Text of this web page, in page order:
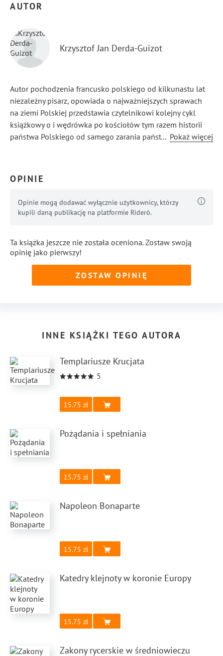
AUTOR
Krzysztof Jan Derda-Guizot
Autor pochodzenia francusko polskiego od kilkunastu lat
niezależny pisarz, opowiada o najważniejszych sprawach
na ziemi Polskiej przedstawia czytelnikowi kolejny cykl
książkowy o i wędrówka po kościołów tym razem historii
państwa Polskiego od samego zarania państwa Polskiego
... Pokaż więcej
OPINIE
Opinie mogą dodawać wyłącznie użytkownicy, którzy
kupili daną publikację na platformie Riderò.
Ta książka jeszcze nie została oceniona. Zostaw swoją
opinię jako pierwszy!
ZOSTAW OPINIĘ
INNE KSIĄŻKI TEGO AUTORA
Templariusze Krucjata
5
15.75
Pożądania i spełniania
15.75
Napoleon Bonaparte
15.75
Katedry klejnoty w koronie Europy
15.75
Zakony rycerskie w średniowieczu